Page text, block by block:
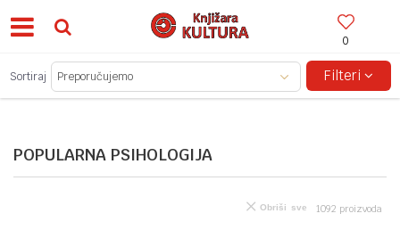
0
BESPLATNA ISPORUKA ZA IZNOSE PREKO 150KM!
POPULARNA PSIHOLOGIJA
Sortiraj Filteri
1092 proizvoda
Obriši sve